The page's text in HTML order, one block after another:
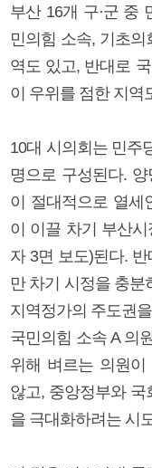
부산 16개 구·군 중
민의힘 소속, 기초
역도 있고, 반대로
이 우위를 점한 지역
10대 시의회는 민주
명으로 구성된다.
이 절대적으로 열세
이 이끌 차기 부산
자 3면 보도)된다.
만 차기 시정을 충분
지역정가의 주도권
국민의힘 소속 A 의
위해 벼르는 의원
않고, 중앙정부와
을 극대화하려는 시